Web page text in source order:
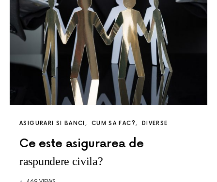
ASIGURARI SI BANCI CUM SA FAC? DIVERSE
Ce este asigurarea de
raspundere civila?